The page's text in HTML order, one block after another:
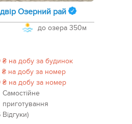
Озерний рай
до озера 350м
₴ на добу за будинок
₴ на добу за номер
₴ на добу за номер
Самостійне
приготування
Відгуки)